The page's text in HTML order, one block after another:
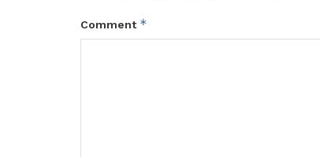
Comment *